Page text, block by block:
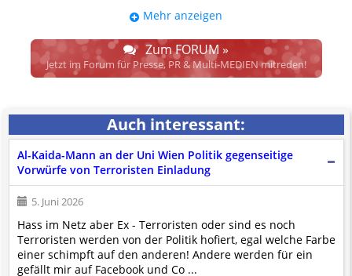
UPDATE: § 17 ECG seit 16.02.2024
weggefallen.
Wir lassen den Disclaimertext dennoch so stehen, bis sich die
Justiz im klaren ist, wodurch dieser und etliche weitere, damit
Spielraum für das sog. "Richterrecht", welches alleine aufgrund
schwammiger Gesetze gewisse Parteien bevorzugen kann.
Wir verweisen hiermit auf den Ausschluss der Verantwortlichkeit bei
und betonen ausdrücklich, dass wir die im Abs. 1 des § 17 ECG
genannte Überprüfung etwaiger Rechtswidrigkeit im verlinkten Inhalt
nicht immer gewährleisten können.
Die Betreiber und die Autoren dieser Website sind weder Juristen, noch
beschäftigen sie solche, dürfen und können daherkeine
Rechtsgutachten über externen Contenterstellen.
Der Pflicht gem. Abs. 2, § 17 ECG kommen wir erst nach Einlangen
Mehr anzeigen
Zum FORUM »
Jetzt im Forum für Presse, PR & Multi-MEDIEN mitreden!
Auch interessant:
Al-Kaida-Mann an der Uni Wien Politik gegenseitige
Vorwürfe von Terroristen Einladung
5. Juni 2026
Hass im Netz aber Ex - Terroristen oder sind es noch
Terroristen werden von der Politik hofiert, egal welche Farbe
einer schimpft auf den anderen! Andere werden für ein
gefällt mir auf Facebook und Co ...